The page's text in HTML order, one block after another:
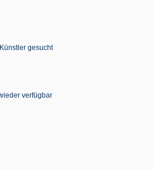
gesucht
verfügbar